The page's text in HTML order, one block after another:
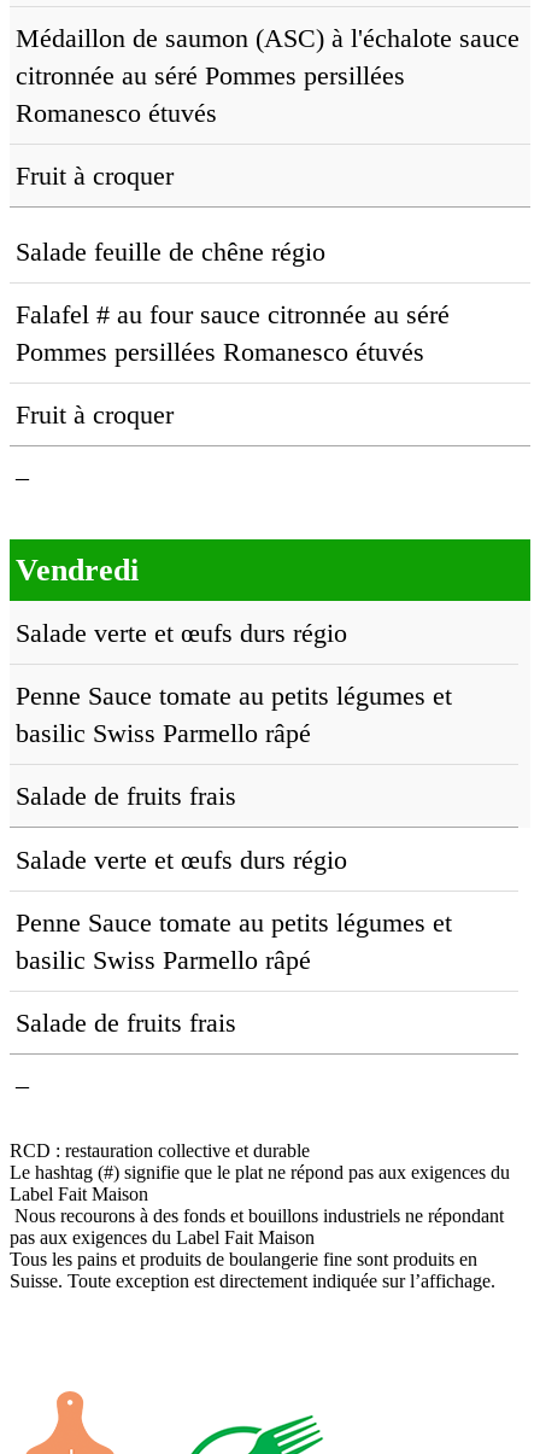
Médaillon de saumon (ASC) à l'échalote sauce
citronnée au séré Pommes persillées
Romanesco étuvés
Fruit à croquer
Salade feuille de chêne régio
Falafel # au four sauce citronnée au séré
Pommes persillées Romanesco étuvés
Fruit à croquer
–
Vendredi
Salade verte et œufs durs régio
Penne Sauce tomate au petits légumes et
basilic Swiss Parmello râpé
Salade de fruits frais
Salade verte et œufs durs régio
Penne Sauce tomate au petits légumes et
basilic Swiss Parmello râpé
Salade de fruits frais
–
RCD : restauration collective et durable
Le hashtag (#) signifie que le plat ne répond pas aux exigences du
Label Fait Maison
Nous recourons à des fonds et bouillons industriels ne répondant
pas aux exigences du Label Fait Maison
Tous les pains et produits de boulangerie fine sont produits en
Suisse. Toute exception est directement indiquée sur l’affichage.